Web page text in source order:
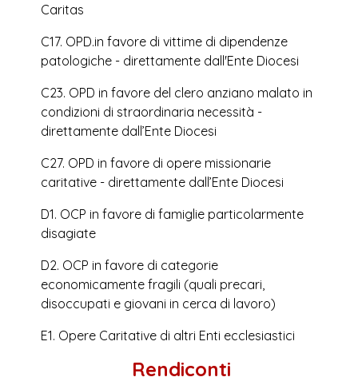
Caritas
C17. OPD.in favore di vittime di dipendenze
patologiche - direttamente dall'Ente Diocesi
C23. OPD in favore del clero anziano malato in
condizioni di straordinaria necessità -
direttamente dall’Ente Diocesi
C27. OPD in favore di opere missionarie
caritative - direttamente dall’Ente Diocesi
D1. OCP in favore di famiglie particolarmente
disagiate
D2. OCP in favore di categorie
economicamente fragili (quali precari,
disoccupati e giovani in cerca di lavoro)
E1. Opere Caritative di altri Enti ecclesiastici
Rendiconti